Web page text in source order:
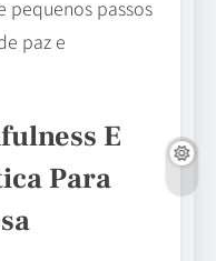
pequenos passos
paz e
E
Para